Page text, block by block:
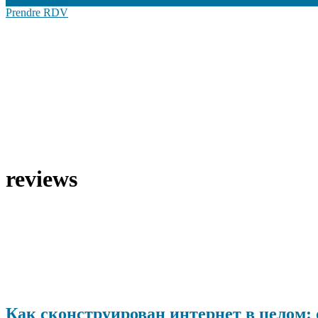
Prendre RDV
reviews
Как сконструирован интернет в целом: